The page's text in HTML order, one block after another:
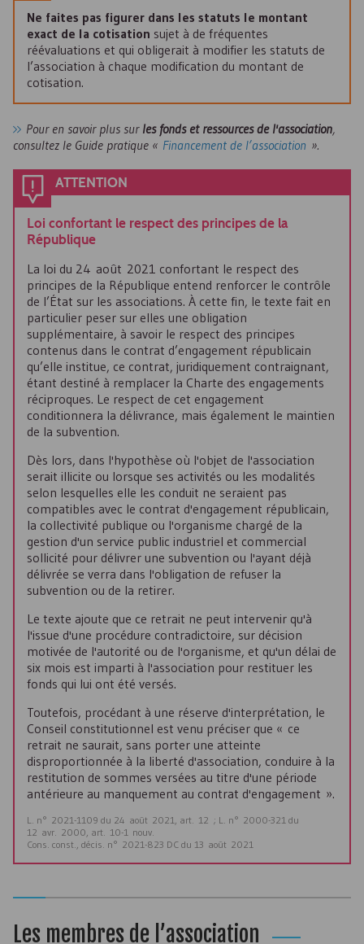
Ne faites pas figurer dans les statuts le montant
exact de la cotisation sujet à de fréquentes
réévaluations et qui obligerait à modifier les statuts de
l’association à chaque modification du montant de
cotisation.
Pour en savoir plus sur les fonds et ressources de l'association,
consultez le Guide pratique « Financement de l’association ».
ATTENTION
Loi confortant le respect des principes de la
République
La loi du 24 août 2021 confortant le respect des
principes de la République entend renforcer le contrôle
de l’État sur les associations. À cette fin, le texte fait en
particulier peser sur elles une obligation
supplémentaire, à savoir le respect des principes
contenus dans le contrat d’engagement républicain
qu’elle institue, ce contrat, juridiquement contraignant,
étant destiné à remplacer la Charte des engagements
réciproques. Le respect de cet engagement
conditionnera la délivrance, mais également le maintien
de la subvention.
Dès lors, dans l'hypothèse où l'objet de l'association
serait illicite ou lorsque ses activités ou les modalités
selon lesquelles elle les conduit ne seraient pas
compatibles avec le contrat d'engagement républicain,
la collectivité publique ou l'organisme chargé de la
gestion d'un service public industriel et commercial
sollicité pour délivrer une subvention ou l'ayant déjà
délivrée se verra dans l'obligation de refuser la
subvention ou de la retirer.
Le texte ajoute que ce retrait ne peut intervenir qu'à
l'issue d'une procédure contradictoire, sur décision
motivée de l'autorité ou de l'organisme, et qu'un délai de
six mois est imparti à l'association pour restituer les
fonds qui lui ont été versés.
Toutefois, procédant à une réserve d'interprétation, le
Conseil constitutionnel est venu préciser que « ce
retrait ne saurait, sans porter une atteinte
disproportionnée à la liberté d'association, conduire à la
restitution de sommes versées au titre d'une période
antérieure au manquement au contrat d'engagement ».
L. n° 2021-1109 du 24 août 2021, art. 12 ; L. n° 2000-321 du
12 avr. 2000, art. 10-1 nouv.
Cons. const., décis. n° 2021-823 DC du 13 août 2021
Les membres de l’association